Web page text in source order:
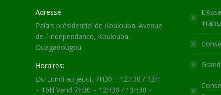
Adresse:
Palais présidentiel de Koulouba. Avenue
de l´Indépendance, Koulouba,
Ouagadougou
Horaires:
Du Lundi au jeudi, 7H30 – 12H30 / 13H
– 16H Vend 7H30 – 12H30 / 13H30 –